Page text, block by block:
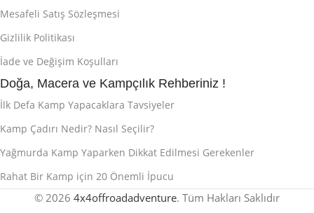
Mesafeli Satış Sözleşmesi
Gizlilik Politikası
İade ve Değişim Koşulları
Doğa, Macera ve Kampçılık Rehberiniz !
İlk Defa Kamp Yapacaklara Tavsiyeler
Kamp Çadırı Nedir? Nasıl Seçilir?
Yağmurda Kamp Yaparken Dikkat Edilmesi Gerekenler
Rahat Bir Kamp için 20 Önemli İpucu
© 2026 4x4offroadadventure. Tüm Hakları Saklıdır